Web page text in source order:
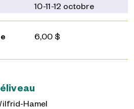
10-11-12 octobre
6,00 $
Hamel